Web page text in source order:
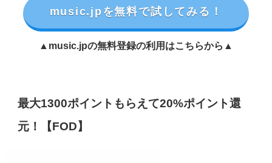
music.jpを無料で試してみる！
▲music.jpの無料登録の利用はこちらから▲
最大1300ポイントもらえて20%ポイント還
元！【FOD】